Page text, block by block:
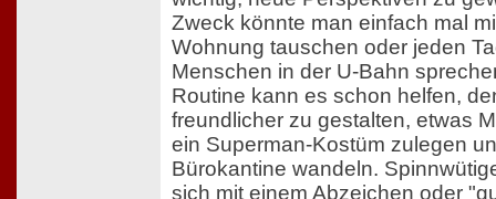
Zweck könnte man einfach mal
Wohnung tauschen oder jeden
Menschen in der U-Bahn
Routine kann es schon helfen,
freundlicher zu gestalten, etwas
ein Superman-Kostüm zulegen
Bürokantine wandeln.
sich mit einem Abzeichen oder